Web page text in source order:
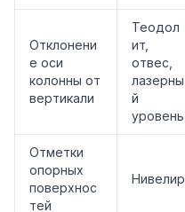
Отклонени
е оси
колонны от
вертикали
Теодол
ит,
отвес,
лазерны
й
уровень
Отметки
опорных
поверхнос
тей
Нивелир